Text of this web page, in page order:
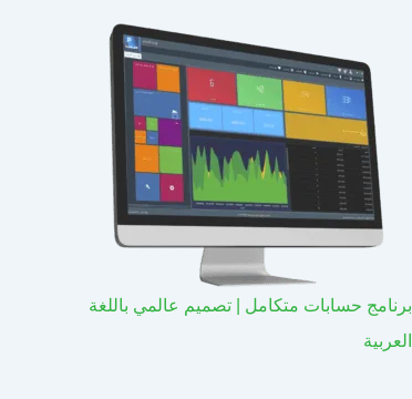
برنامج حسابات متكامل | تصميم عالمي باللغة
العربية